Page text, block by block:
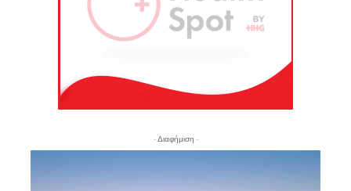
- Διαφήμιση -